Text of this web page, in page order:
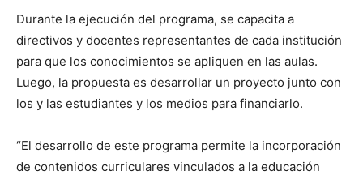
Durante la ejecución del programa, se capacita a
directivos y docentes representantes de cada institución
para que los conocimientos se apliquen en las aulas.
Luego, la propuesta es desarrollar un proyecto junto con
los y las estudiantes y los medios para financiarlo.
“El desarrollo de este programa permite la incorporación
de contenidos curriculares vinculados a la educación